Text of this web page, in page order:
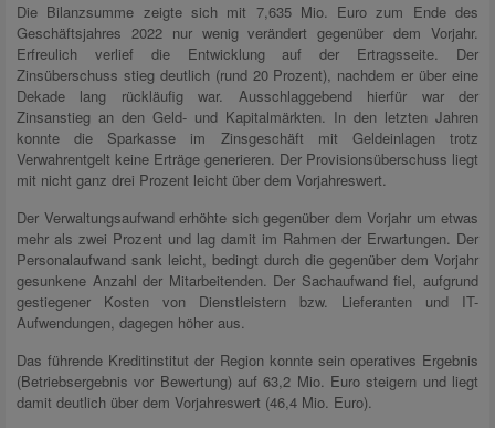
Die Bilanzsumme zeigte sich mit 7,635 Mio. Euro zum Ende des
Geschäftsjahres 2022 nur wenig verändert gegenüber dem Vorjahr.
Erfreulich verlief die Entwicklung auf der Ertragsseite. Der
Zinsüberschuss stieg deutlich (rund 20 Prozent), nachdem er über eine
Dekade lang rückläufig war. Ausschlaggebend hierfür war der
Zinsanstieg an den Geld- und Kapitalmärkten. In den letzten Jahren
konnte die Sparkasse im Zinsgeschäft mit Geldeinlagen trotz
Verwahrentgelt keine Erträge generieren. Der Provisionsüberschuss liegt
mit nicht ganz drei Prozent leicht über dem Vorjahreswert.
Der Verwaltungsaufwand erhöhte sich gegenüber dem Vorjahr um etwas
mehr als zwei Prozent und lag damit im Rahmen der Erwartungen. Der
Personalaufwand sank leicht, bedingt durch die gegenüber dem Vorjahr
gesunkene Anzahl der Mitarbeitenden. Der Sachaufwand fiel, aufgrund
gestiegener Kosten von Dienstleistern bzw. Lieferanten und IT-
Aufwendungen, dagegen höher aus.
Das führende Kreditinstitut der Region konnte sein operatives Ergebnis
(Betriebsergebnis vor Bewertung) auf 63,2 Mio. Euro steigern und liegt
damit deutlich über dem Vorjahreswert (46,4 Mio. Euro).